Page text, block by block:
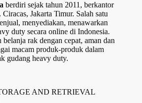
berdiri sejak tahun 2011, berkantor
Jakarta Timur. Salah satu
menyediakan, menawarkan
duty secara online di Indonesia.
rak dengan cepat, aman dan
macam produk-produk dalam
gudang heavy duty.
AND RETRIEVAL